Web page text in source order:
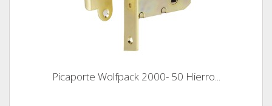
Picaporte Wolfpack 2000- 50 Hierro...